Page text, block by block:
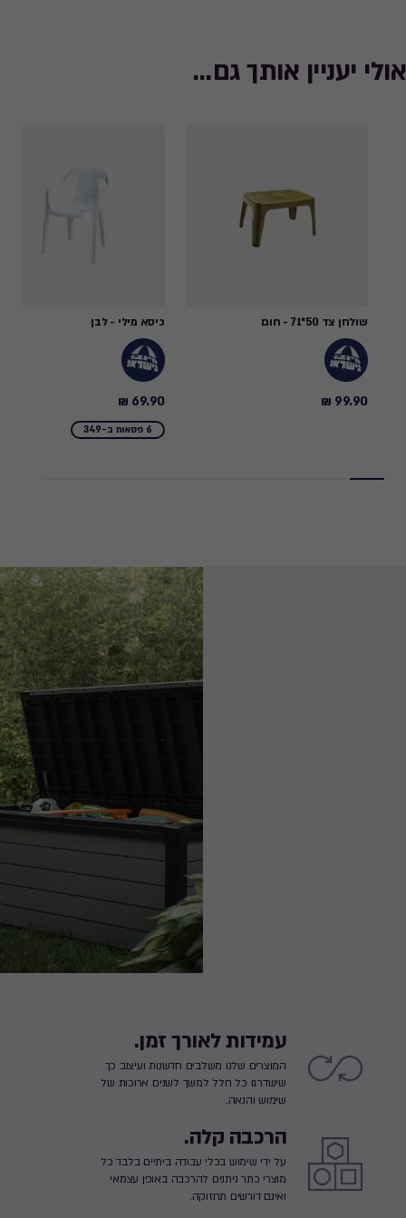
אולי יעניין אותך גם...
שולחן צד 50*71 - חום
99.90
99.90 ₪
כיסא מילי - לבן
69.90
₪
69.90 ₪
6 כיסאות ב-349
עמידות לאורך זמן.
המוצרים שלנו משלבים חדשנות ועיצוב כך
שישדרגו כל חלל למשך לשנים ארוכות של
שימוש והנאה.
הרכבה קלה.
על ידי שימוש בכלי עבודה ביתיים בלבד כל
מוצרי כתר ניתנים להרכבה באופן עצמאי
ואינם דורשים תחזוקה.